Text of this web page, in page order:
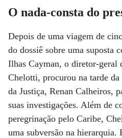
O nada-consta do
Depois de uma viagem de
do dossiê sobre uma suposta
Ilhas Cayman, o diretor-geral
Chelotti, procurou na tarde
da Justiça, Renan Calheiros,
suas investigações. Além de
peregrinação pelo Caribe,
uma subversão na hierarquia.